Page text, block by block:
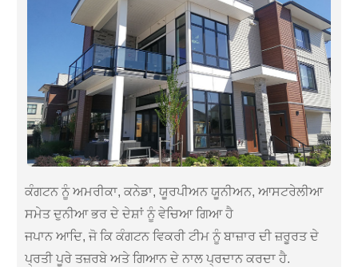
ਕੰਗਟਨ ਨੂੰ ਅਮਰੀਕਾ, ਕਨੇਡਾ, ਯੂਰਪੀਅਨ ਯੂਨੀਅਨ, ਆਸਟਰੇਲੀਆ
ਸਮੇਤ ਦੁਨੀਆ ਭਰ ਦੇ ਦੇਸ਼ਾਂ ਨੂੰ ਵੇਚਿਆ ਗਿਆ ਹੈ
ਜਪਾਨ ਆਦਿ, ਜੋ ਕਿ ਕੰਗਟਨ ਵਿਕਰੀ ਟੀਮ ਨੂੰ ਬਾਜ਼ਾਰ ਦੀ ਜ਼ਰੂਰਤ ਦੇ
ਪ੍ਰਤੀ ਪੂਰੇ ਤਜ਼ਰਬੇ ਅਤੇ ਗਿਆਨ ਦੇ ਨਾਲ ਪ੍ਰਦਾਨ ਕਰਦਾ ਹੈ.